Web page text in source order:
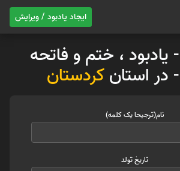
ایجاد یادبود / ویرایش
، ختم و فاتحه
- در استانکردستان
نام(ترجیحا یک کلمه)
تاریخ تولد